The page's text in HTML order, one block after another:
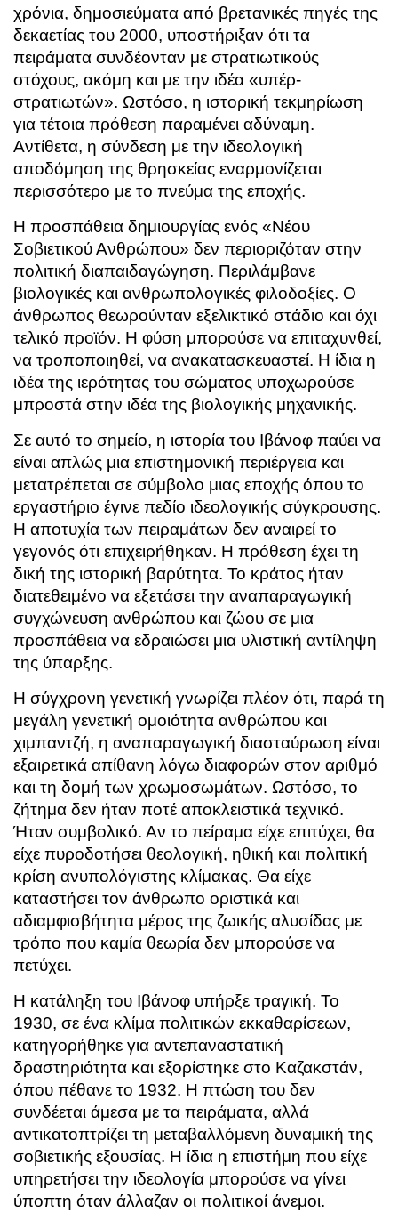
χρόνια, δημοσιεύματα από βρετανικές πηγές της
δεκαετίας του 2000, υποστήριξαν ότι τα
πειράματα συνδέονταν με στρατιωτικούς
στόχους, ακόμη και με την ιδέα «υπέρ-
στρατιωτών». Ωστόσο, η ιστορική τεκμηρίωση
για τέτοια πρόθεση παραμένει αδύναμη.
Αντίθετα, η σύνδεση με την ιδεολογική
αποδόμηση της θρησκείας εναρμονίζεται
περισσότερο με το πνεύμα της εποχής.
Η προσπάθεια δημιουργίας ενός «Νέου
Σοβιετικού Ανθρώπου» δεν περιοριζόταν στην
πολιτική διαπαιδαγώγηση. Περιλάμβανε
βιολογικές και ανθρωπολογικές φιλοδοξίες. Ο
άνθρωπος θεωρούνταν εξελικτικό στάδιο και όχι
τελικό προϊόν. Η φύση μπορούσε να επιταχυνθεί,
να τροποποιηθεί, να ανακατασκευαστεί. Η ίδια η
ιδέα της ιερότητας του σώματος υποχωρούσε
μπροστά στην ιδέα της βιολογικής μηχανικής.
Σε αυτό το σημείο, η ιστορία του Ιβάνοφ παύει να
είναι απλώς μια επιστημονική περιέργεια και
μετατρέπεται σε σύμβολο μιας εποχής όπου το
εργαστήριο έγινε πεδίο ιδεολογικής σύγκρουσης.
Η αποτυχία των πειραμάτων δεν αναιρεί το
γεγονός ότι επιχειρήθηκαν. Η πρόθεση έχει τη
δική της ιστορική βαρύτητα. Το κράτος ήταν
διατεθειμένο να εξετάσει την αναπαραγωγική
συγχώνευση ανθρώπου και ζώου σε μια
προσπάθεια να εδραιώσει μια υλιστική αντίληψη
της ύπαρξης.
Η σύγχρονη γενετική γνωρίζει πλέον ότι, παρά τη
μεγάλη γενετική ομοιότητα ανθρώπου και
χιμπαντζή, η αναπαραγωγική διασταύρωση είναι
εξαιρετικά απίθανη λόγω διαφορών στον αριθμό
και τη δομή των χρωμοσωμάτων. Ωστόσο, το
ζήτημα δεν ήταν ποτέ αποκλειστικά τεχνικό.
Ήταν συμβολικό. Αν το πείραμα είχε επιτύχει, θα
είχε πυροδοτήσει θεολογική, ηθική και πολιτική
κρίση ανυπολόγιστης κλίμακας. Θα είχε
καταστήσει τον άνθρωπο οριστικά και
αδιαμφισβήτητα μέρος της ζωικής αλυσίδας με
τρόπο που καμία θεωρία δεν μπορούσε να
πετύχει.
Η κατάληξη του Ιβάνοφ υπήρξε τραγική. Το
1930, σε ένα κλίμα πολιτικών εκκαθαρίσεων,
κατηγορήθηκε για αντεπαναστατική
δραστηριότητα και εξορίστηκε στο Καζακστάν,
όπου πέθανε το 1932. Η πτώση του δεν
συνδέεται άμεσα με τα πειράματα, αλλά
αντικατοπτρίζει τη μεταβαλλόμενη δυναμική της
σοβιετικής εξουσίας. Η ίδια η επιστήμη που είχε
υπηρετήσει την ιδεολογία μπορούσε να γίνει
ύποπτη όταν άλλαζαν οι πολιτικοί άνεμοι.